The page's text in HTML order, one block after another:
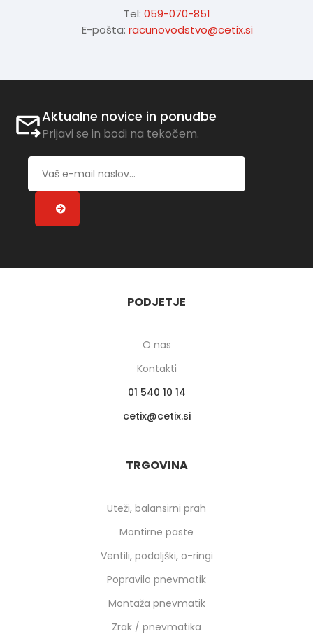
Tel: 059-070-851
E-pošta: racunovodstvo@cetix.si
Aktualne novice in ponudbe
Prijavi se in bodi na tekočem.
PODJETJE
O nas
Kontakti
01 540 10 14
cetix
cetix.si
TRGOVINA
Uteži, balansirni prah
Montirne paste
Ventili, podaljški, o-ringi
Popravilo pnevmatik
Montaža pnevmatik
Zrak / pnevmatika